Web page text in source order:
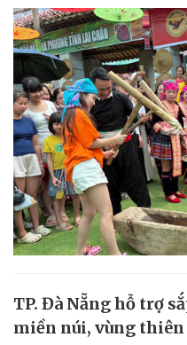
TP. Đà Nẵng hỗ trợ
miền núi, vùng